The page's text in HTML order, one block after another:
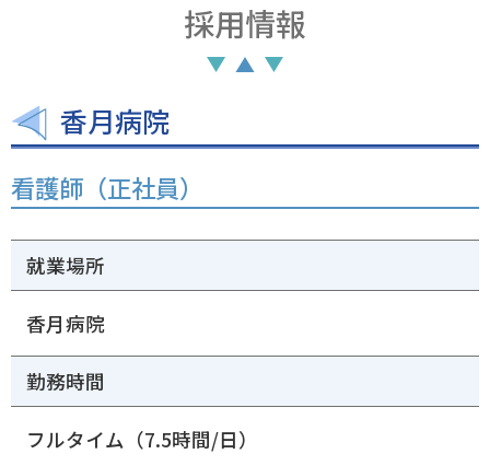
採用情報
香月病院
看護師（正社員）
就業場所
香月病院
勤務時間
フルタイム（7.5時間/日）